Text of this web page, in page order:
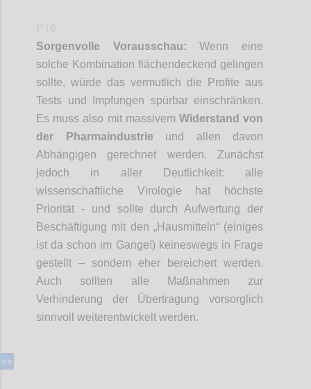
Sorgenvolle Vorausschau: Wenn eine
solche Kombination flächendeckend gelingen
sollte, würde das vermutlich die Profite aus
Tests und Impfungen spürbar einschränken.
Es muss also mit massivem Widerstand von
der Pharmaindustrie und allen davon
Abhängigen gerechnet werden. Zunächst
jedoch in aller Deutlichkeit: alle
wissenschaftliche Virologie hat höchste
Priorität - und sollte
durch Aufwertung der
Beschäftigung mit den „Hausmitteln“ (einiges
ist da schon im Gange!) keineswegs in Frage
gestellt – sondern eher
bereichert werden.
Auch sollten alle Maßnahmen zur
Verhinderung der Übertragung vorsorglich
sinnvoll
weiterentwickelt werden.